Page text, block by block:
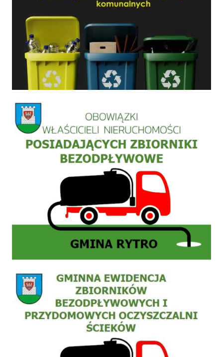
Informacja szamba
Zgłoszenie do ewidencji zbiornika bezodpływowego nieczystości płynnych (szamb) lub